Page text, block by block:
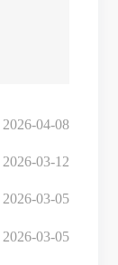
2026-04-08
2026-03-12
2026-03-05
2026-03-05